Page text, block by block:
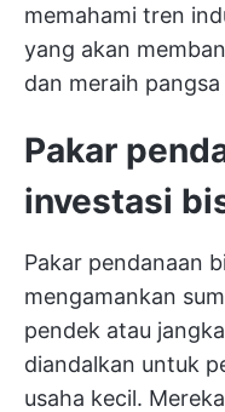
memahami tren
yang akan
dan meraih pangsa
Pakar
investasi
Pakar pendanaan
mengamankan
pendek atau
diandalkan untuk
usaha kecil.